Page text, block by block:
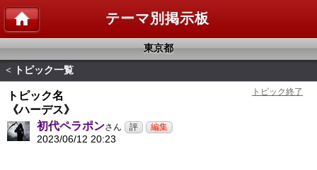
テーマ別掲示板
東京都
< トピック一覧
トピック名
《ハーデス》
初代ペラポンさん
2023/06/12 20:23